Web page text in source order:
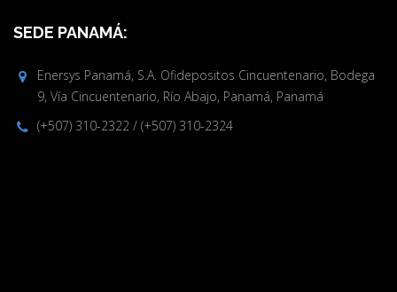
SEDE PANAMÁ:
Enersys Panamá, S.A. Ofidepositos Cincuentenario, Bodega
9, Vía Cincuentenario, Río Abajo, Panamá, Panamá
(+507) 310-2322 / (+507) 310-2324